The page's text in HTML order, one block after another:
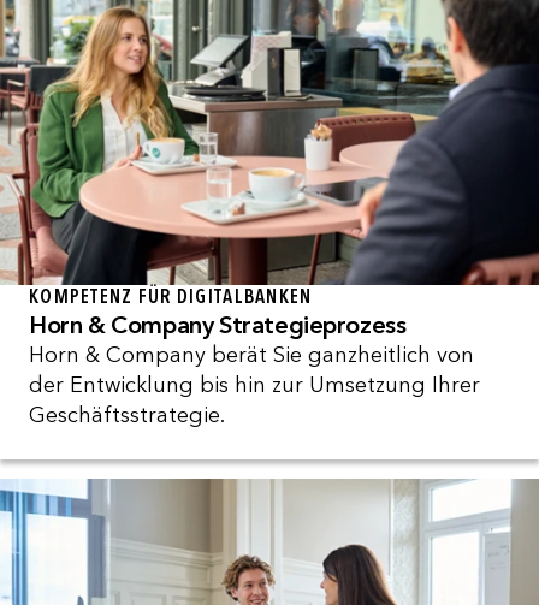
KOMPETENZ FÜR DIGITALBANKEN
Horn & Company Strategieprozess
Horn & Company berät Sie ganzheitlich von
der Entwicklung bis hin zur Umsetzung Ihrer
Geschäftsstrategie.